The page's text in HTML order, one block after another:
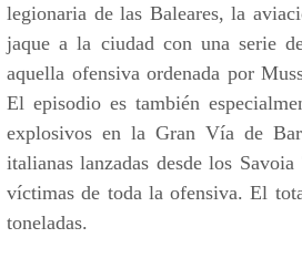
legionaria de las Baleares, la
jaque a la ciudad con una serie
aquella ofensiva ordenada por
El episodio es también
explosivos en la Gran Vía de
italianas lanzadas desde los
víctimas de toda la ofensiva. El
toneladas.